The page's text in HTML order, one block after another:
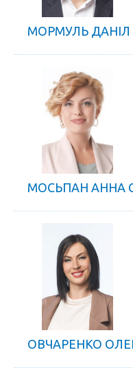
МОРМУЛЬ
МОСЬПАН АННА
ОВЧАРЕНКО